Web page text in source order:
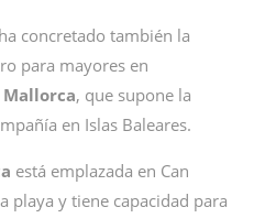
concretado también la
para mayores en
Mallorca, que supone la
en Islas Baleares.
está emplazada en Can
playa y tiene capacidad para